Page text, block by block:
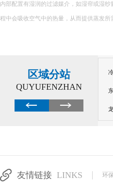
良品率。夏季车间高温环境下，精密设备
员工注意力不集中、疲劳乏力，大幅降低生
区域分站
QUYUFENZHAN
友情链接 LINKS 环